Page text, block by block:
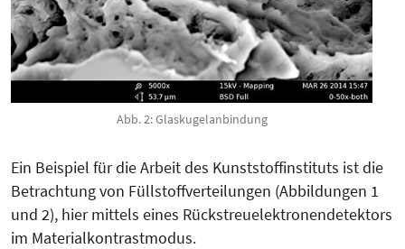
Abb. 2: Glaskugelanbindung
Ein Beispiel für die Arbeit des Kunst­stoffinstituts ist die
Betrachtung von Füllstoffverteilungen (Abbildungen 1
und 2), hier mittels eines Rück­streu­elektronendetektors
im Mate­rial­kon­trastmodus.